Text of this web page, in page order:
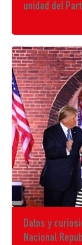
unidad del
Datos y
Nacional